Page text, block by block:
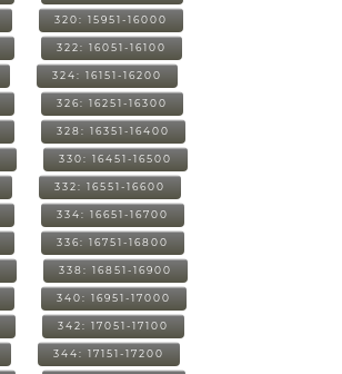
320: 15951-16000
322: 16051-16100
324: 16151-16200
326: 16251-16300
328: 16351-16400
330: 16451-16500
332: 16551-16600
334: 16651-16700
336: 16751-16800
338: 16851-16900
340: 16951-17000
342: 17051-17100
344: 17151-17200